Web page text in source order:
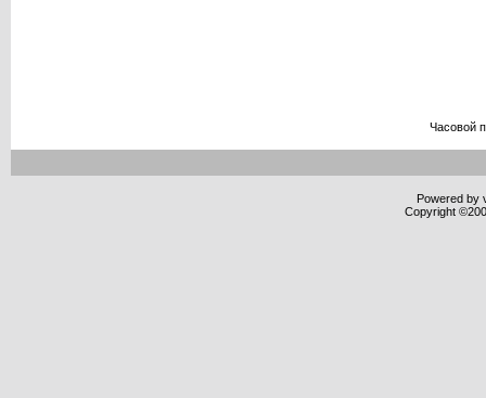
Часовой
Powered by
Copyright